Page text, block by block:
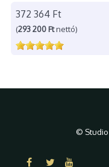
372 364 Ft
(293 200 Ftnettó)
© Studio